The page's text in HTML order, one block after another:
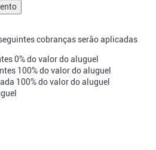
cobranças serão aplicadas
0% do valor do aluguel
100% do valor do aluguel
100% do valor do aluguel